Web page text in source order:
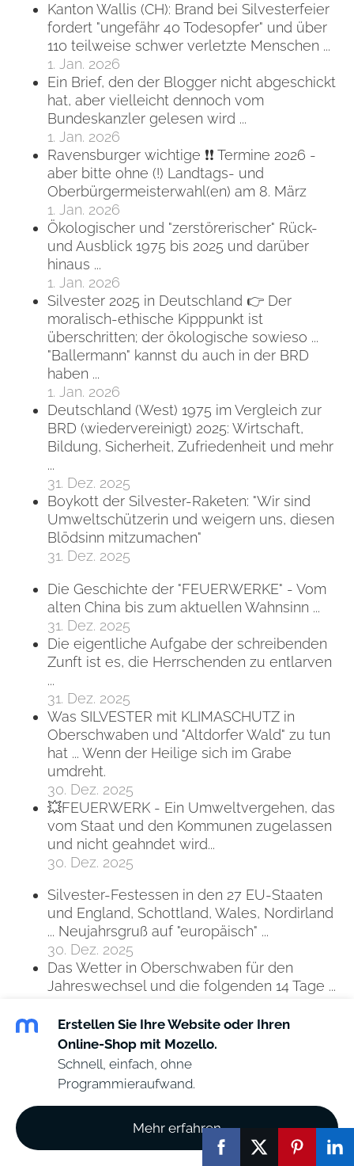
Kanton Wallis (CH): Brand bei Silvesterfeier
fordert "ungefähr 40 Todesopfer" und über
110 teilweise schwer verletzte Menschen ...
1. Jan. 2026
Ein Brief, den der Blogger nicht abgeschickt
hat, aber vielleicht dennoch vom
Bundeskanzler gelesen wird ...
1. Jan. 2026
Ravensburger wichtige ❗❗ Termine 2026 -
aber bitte ohne (!) Landtags- und
Oberbürgermeisterwahl(en) am 8. März
1. Jan. 2026
Ökologischer und "zerstörerischer" Rück-
und Ausblick 1975 bis 2025 und darüber
hinaus ...
1. Jan. 2026
Silvester 2025 in Deutschland 👉 Der
moralisch-ethische Kipppunkt ist
überschritten; der ökologische sowieso ...
"Ballermann" kannst du auch in der BRD
haben ...
1. Jan. 2026
Deutschland (West) 1975 im Vergleich zur
BRD (wiedervereinigt) 2025: Wirtschaft,
Bildung, Sicherheit, Zufriedenheit und mehr
...
31. Dez. 2025
Boykott der Silvester-Raketen: "Wir sind
Umweltschützerin und weigern uns, diesen
Blödsinn mitzumachen"
31. Dez. 2025
Die Geschichte der "FEUERWERKE" - Vom
alten China bis zum aktuellen Wahnsinn ...
31. Dez. 2025
Die eigentliche Aufgabe der schreibenden
Zunft ist es, die Herrschenden zu entlarven
...
31. Dez. 2025
Was SILVESTER mit KLIMASCHUTZ in
Oberschwaben und "Altdorfer Wald" zu tun
hat ... Wenn der Heilige sich im Grabe
umdreht.
30. Dez. 2025
💥FEUERWERK - Ein Umweltvergehen, das
vom Staat und den Kommunen zugelassen
und nicht geahndet wird...
30. Dez. 2025
Silvester-Festessen in den 27 EU-Staaten
und England, Schottland, Wales, Nordirland
... Neujahrsgruß auf "europäisch" ...
30. Dez. 2025
Das Wetter in Oberschwaben für den
Jahreswechsel und die folgenden 14 Tage ...
KORNHAUS RAVENSBURG -- Konkretes
bürgerliches Ersuchen an den Gemeinderat,
die Verwaltung und die Projektsteuerung
(falls vorhanden) ... Unabhängige
Überprüfung ...
Ravensburg 2025: Ein kritisch-analytischer
Erstellen Sie Ihre Website oder Ihren
Online-Shop mit Mozello.
Schnell, einfach, ohne
Programmieraufwand.
Mehr erfahren